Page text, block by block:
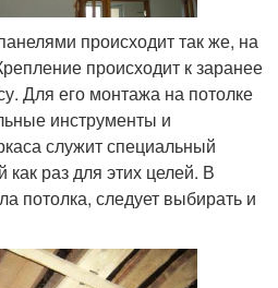
происходит так же, на
происходит к заранее
Для его монтажа на потолке
инструменты и
служит специальный
раз для этих целей. В
потолка, следует выбирать и